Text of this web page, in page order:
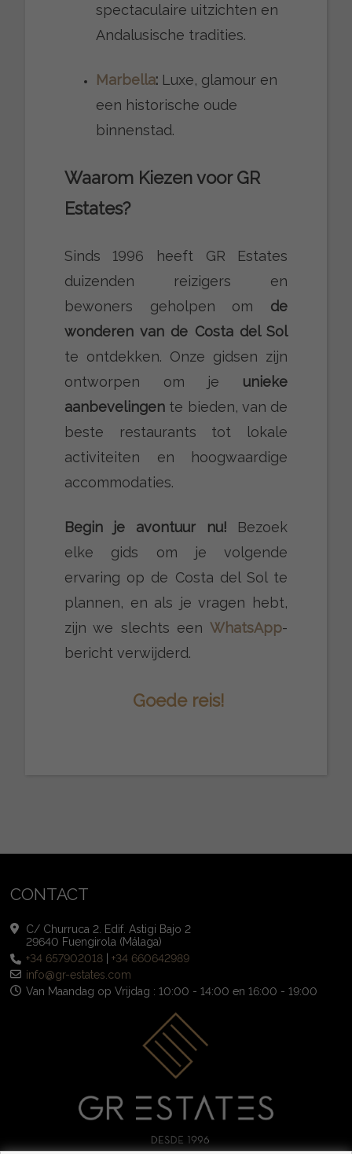
spectaculaire uitzichten en
Andalusische tradities.
Marbella:Luxe, glamour en
een historische oude
binnenstad.
Waarom Kiezen voor GR
Estates?
Sinds 1996 heeft GR Estates
duizenden reizigers en
bewoners geholpen om de
wonderen van de Costa del Sol
te ontdekken. Onze gidsen zijn
ontworpen om je unieke
aanbevelingente bieden, van de
beste restaurants tot lokale
activiteiten en hoogwaardige
accommodaties.
Begin je avontuur nu! Bezoek
elke gids om je volgende
ervaring op de Costa del Sol te
plannen, en als je vragen hebt,
zijn we slechts eenWhatsApp-
bericht verwijderd.
Goede reis!
CONTACT
C/ Churruca 2. Edif. Astigi Bajo 2
29640 Fuengirola (Málaga)
+34 657902018 |+34 660642989
info@gr-estates.com
Van Maandag op Vrijdag : 10:00 - 14:00 en 16:00 - 19:00